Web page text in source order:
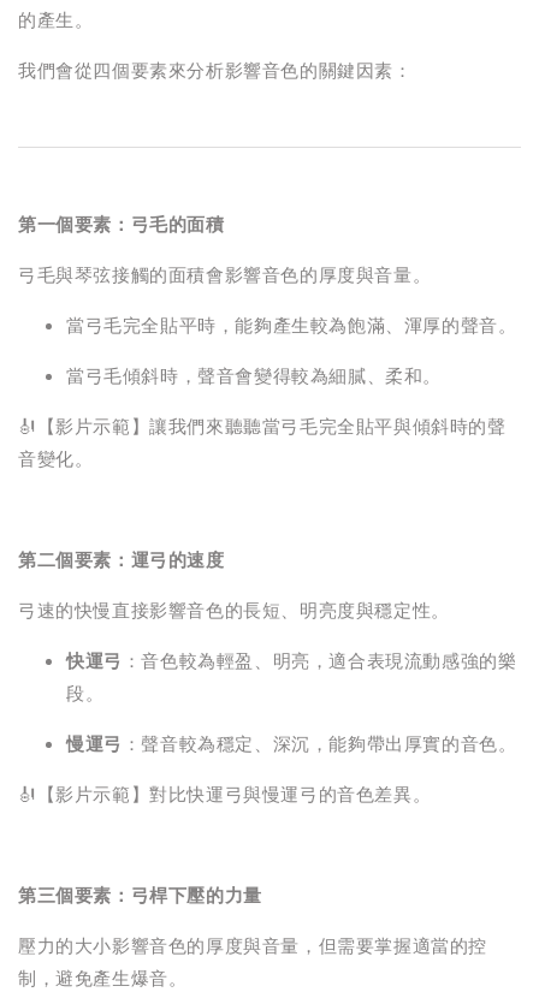
的產生。
我們會從四個要素來分析影響音色的關鍵因素：
第一個要素：弓毛的面積
弓毛與琴弦接觸的面積會影響音色的厚度與音量。
當弓毛完全貼平時，能夠產生較為飽滿、渾厚的聲音。
當弓毛傾斜時，聲音會變得較為細膩、柔和。
🎻【影片示範】讓我們來聽聽當弓毛完全貼平與傾斜時的聲
音變化。
第二個要素：運弓的速度
弓速的快慢直接影響音色的長短、明亮度與穩定性。
快運弓 ：音色較為輕盈、明亮，適合表現流動感強的樂
段。
慢運弓 ：聲音較為穩定、深沉，能夠帶出厚實的音色。
🎻【影片示範】對比快運弓與慢運弓的音色差異。
第三個要素：弓桿下壓的力量
壓力的大小影響音色的厚度與音量，但需要掌握適當的控
制，避免產生爆音。